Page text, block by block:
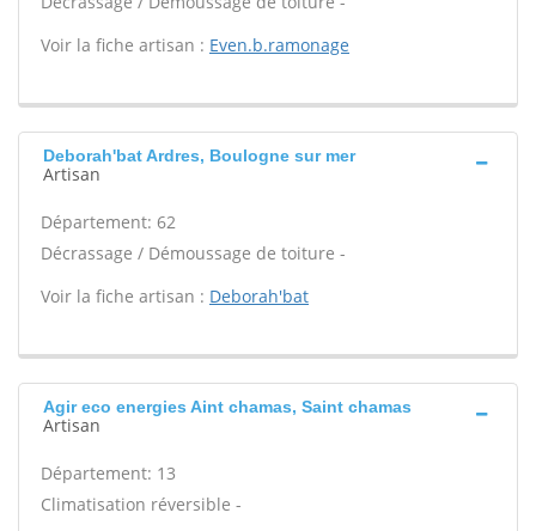
Voir la fiche artisan : Even.b.ramonage
Deborah'bat Ardres, Boulogne sur mer
Artisan
Département: 62
Décrassage / Démoussage de toiture -
Voir la fiche artisan : Deborah'bat
Agir eco energies Aint chamas, Saint chamas
Artisan
Département: 13
Climatisation réversible -